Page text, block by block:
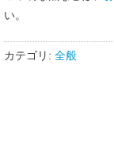
い。
カテゴリ: 全般